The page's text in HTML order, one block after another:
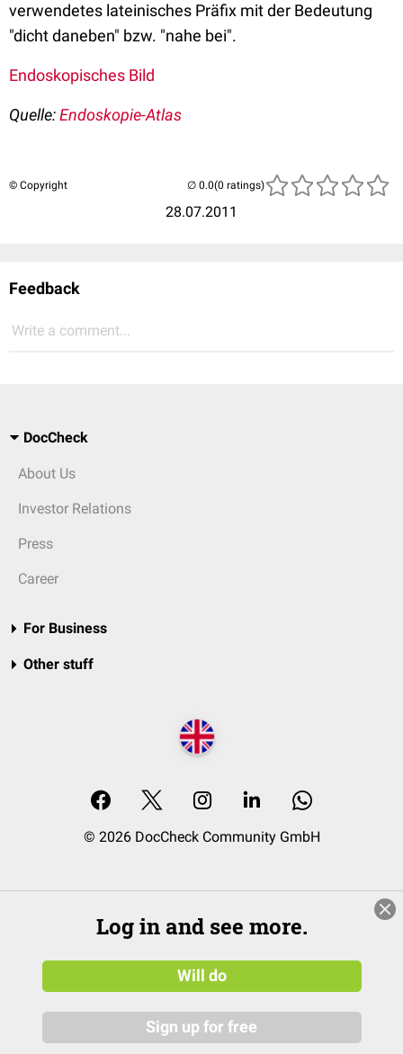
verwendetes lateinisches Präfix mit der Bedeutung
"dicht daneben" bzw. "nahe bei".
Endoskopisches Bild
Quelle:Endoskopie-Atlas
© Copyright
28.07.2011
(0 ratings)
Feedback
Write a comment...
DocCheck
About Us
Investor Relations
Press
Career
For Business
Other stuff
© 2026 DocCheck Community GmbH
Log in and see more.
Will do
Sign up for free